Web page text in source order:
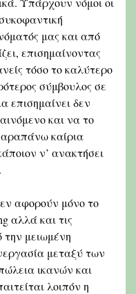
μας και από
επισημαίνοντας
τόσο το καλύτερο
σύμβουλος σε
επισημαίνει δεν
και να το
καίρια
ν’ ανακτήσει
αφορούν μόνο το
αλλά και τις
την μειωμένη
μεταξύ των
ικανών και
λοιπόν η